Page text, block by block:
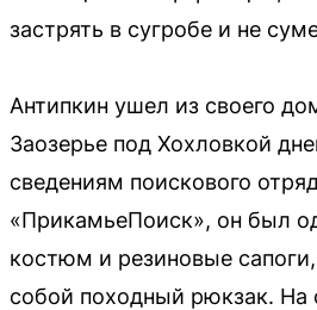
застрять в сугробе и не
Антипкин ушел из своего
Заозерье под Хохловкой
сведениям поискового
«ПрикамьеПоиск», он был
костюм и резиновые
собой походный рюкзак.